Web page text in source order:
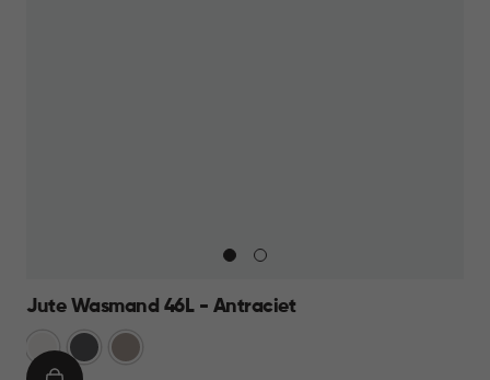
Jute Wasmand 46L - Antraciet
Antraciet
Taupe